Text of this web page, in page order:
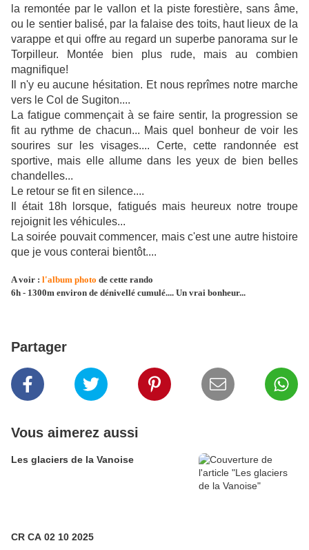
la remontée par le vallon et la piste forestière, sans âme,
ou le sentier balisé, par la falaise des toits, haut lieux de la
varappe et qui offre au regard un superbe panorama sur le
Torpilleur. Montée bien plus rude, mais au combien
magnifique!
Il n'y eu aucune hésitation. Et nous reprîmes notre marche
vers le Col de Sugiton....
La fatigue commençait à se faire sentir, la progression se
fit au rythme de chacun... Mais quel bonheur de voir les
sourires sur les visages.... Certe, cette randonnée est
sportive, mais elle allume dans les yeux de bien belles
chandelles...
Le retour se fit en silence....
Il était 18h lorsque, fatigués mais heureux notre troupe
rejoignit les véhicules...
La soirée pouvait commencer, mais c'est une autre histoire
que je vous conterai bientôt....
A voir : l'album photo de cette rando
6h - 1300m environ de dénivellé cumulé.... Un vrai bonheur...
Partager
Vous aimerez aussi
Les glaciers de la Vanoise
CR CA 02 10 2025